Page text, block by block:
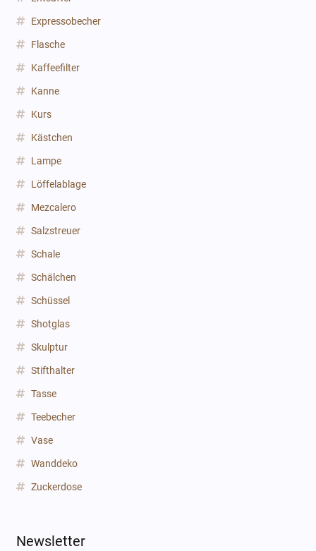
Expressobecher
Flasche
Kaffeefilter
Kanne
Kurs
Kästchen
Lampe
Löffelablage
Mezcalero
Salzstreuer
Schale
Schälchen
Schüssel
Shotglas
Skulptur
Stifthalter
Tasse
Teebecher
Vase
Wanddeko
Zuckerdose
Newsletter